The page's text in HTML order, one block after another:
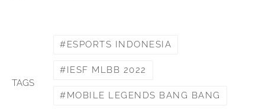
TAGS
ESPORTS INDONESIA
IESF MLBB 2022
MOBILE LEGENDS BANG BANG